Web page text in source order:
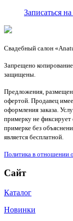
Записаться
Свадебный салон
Запрещено
защищены.
Предложения,
офертой. Продавец
оформления заказа.
примерку не фиксирует
примерке без
является бесплатной.
Политика в отношении
Сайт
Каталог
Новинки